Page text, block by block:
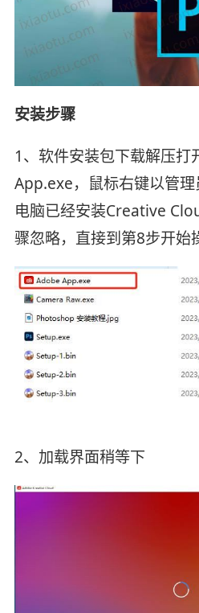
安装步骤
1、软件安装包下载解压打
App.exe，鼠标右键以管
电脑已经安装Creative
骤忽略，直接到第8步开始
2、加载界面稍等下